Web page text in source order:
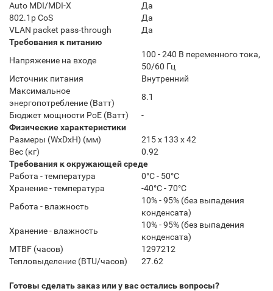
Auto MDI/MDI-X
Да
802.1p CoS
Да
VLAN packet pass-through
Да
Требования к питанию
Напряжение на входе
100 - 240 В переменного тока,
50/60 Гц
Источник питания
Внутренний
Максимальное
энергопотребление (Ватт)
8.1
Бюджет мощности PoE (Ватт)
-
Физические характеристики
Размеры (WxDxH) (мм)
215 x 133 x 42
Вес (кг)
0.92
Требования к окружающей среде
Работа - температура
0°C - 50°C
Хранение - температура
-40°C - 70°C
Работа - влажность
10% - 95% (без выпадения
конденсата)
Хранение - влажность
10% - 95% (без выпадения
конденсата)
MTBF (часов)
1297212
Тепловыделение (BTU/часов)
27.62
Готовы сделать заказ или у вас остались вопросы?